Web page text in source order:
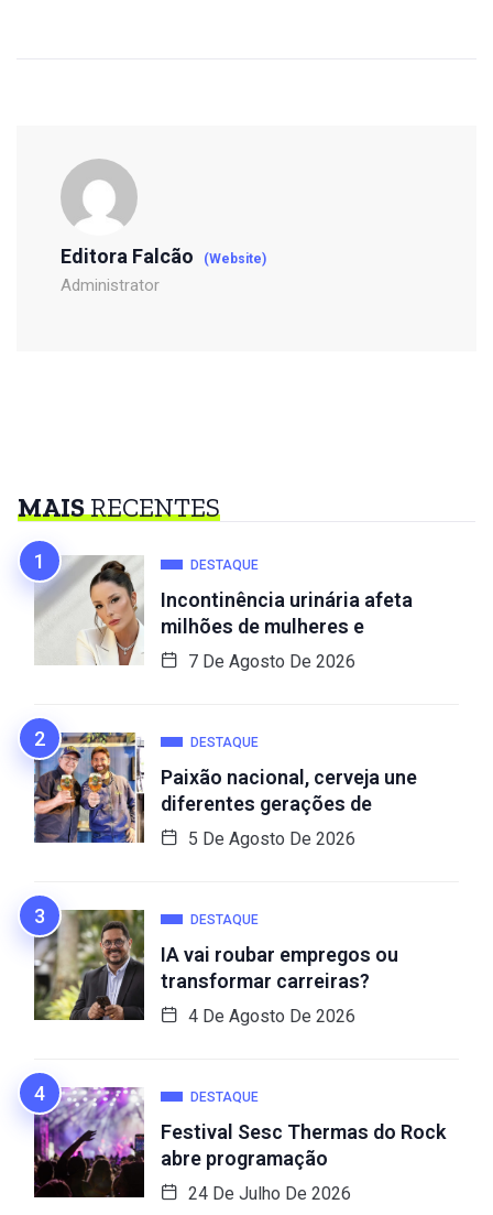
Editora Falcão (Website)
Administrator
MAISRECENTES
DESTAQUE
Incontinência urinária afeta
milhões de mulheres e
7 De Agosto De 2026
DESTAQUE
Paixão nacional, cerveja une
diferentes gerações de
5 De Agosto De 2026
DESTAQUE
IA vai roubar empregos ou
transformar carreiras?
4 De Agosto De 2026
DESTAQUE
Festival Sesc Thermas do Rock
abre programação
24 De Julho De 2026